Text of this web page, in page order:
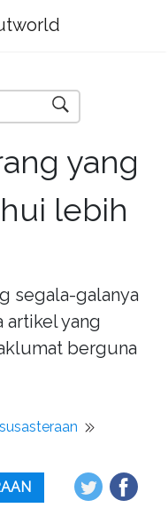
yang
lebih
segala-galanya
yang
berguna